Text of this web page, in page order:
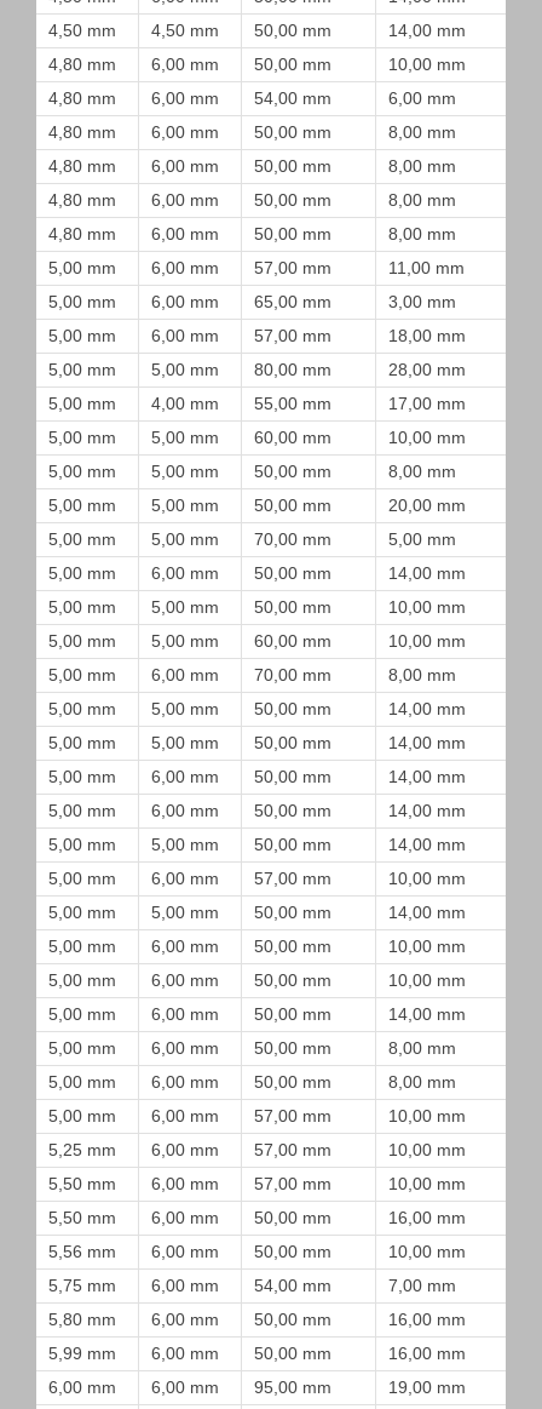
4,50 mm
4,50 mm 50,00 mm
14,00 mm
4,80 mm
6,00 mm 50,00 mm
10,00 mm
4,80 mm
6,00 mm 54,00 mm
6,00 mm
4,80 mm
6,00 mm 50,00 mm
8,00 mm
4,80 mm
6,00 mm 50,00 mm
8,00 mm
4,80 mm
6,00 mm 50,00 mm
8,00 mm
4,80 mm
6,00 mm 50,00 mm
8,00 mm
5,00 mm
6,00 mm 57,00 mm
11,00 mm
5,00 mm
6,00 mm 65,00 mm
3,00 mm
5,00 mm
6,00 mm 57,00 mm
18,00 mm
5,00 mm
5,00 mm 80,00 mm
28,00 mm
5,00 mm
4,00 mm 55,00 mm
17,00 mm
5,00 mm
5,00 mm 60,00 mm
10,00 mm
5,00 mm
5,00 mm 50,00 mm
8,00 mm
5,00 mm
5,00 mm 50,00 mm
20,00 mm
5,00 mm
5,00 mm 70,00 mm
5,00 mm
5,00 mm
6,00 mm 50,00 mm
14,00 mm
5,00 mm
5,00 mm 50,00 mm
10,00 mm
5,00 mm
5,00 mm 60,00 mm
10,00 mm
5,00 mm
6,00 mm 70,00 mm
8,00 mm
5,00 mm
5,00 mm 50,00 mm
14,00 mm
5,00 mm
5,00 mm 50,00 mm
14,00 mm
5,00 mm
6,00 mm 50,00 mm
14,00 mm
5,00 mm
6,00 mm 50,00 mm
14,00 mm
5,00 mm
5,00 mm 50,00 mm
14,00 mm
5,00 mm
6,00 mm 57,00 mm
10,00 mm
5,00 mm
5,00 mm 50,00 mm
14,00 mm
5,00 mm
6,00 mm 50,00 mm
10,00 mm
5,00 mm
6,00 mm 50,00 mm
10,00 mm
5,00 mm
6,00 mm 50,00 mm
14,00 mm
5,00 mm
6,00 mm 50,00 mm
8,00 mm
5,00 mm
6,00 mm 50,00 mm
8,00 mm
5,00 mm
6,00 mm 57,00 mm
10,00 mm
5,25 mm
6,00 mm 57,00 mm
10,00 mm
5,50 mm
6,00 mm 57,00 mm
10,00 mm
5,50 mm
6,00 mm 50,00 mm
16,00 mm
5,56 mm
6,00 mm 50,00 mm
10,00 mm
5,75 mm
6,00 mm 54,00 mm
7,00 mm
5,80 mm
6,00 mm 50,00 mm
16,00 mm
5,99 mm
6,00 mm 50,00 mm
16,00 mm
6,00 mm
6,00 mm 95,00 mm
19,00 mm